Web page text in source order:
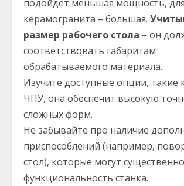
подойдет меньшая мощность, для
керамогранита – большая.
размер рабочего стола – он
соответствовать габаритам
обрабатываемого материала.
Изучите доступные опции, такие
ЧПУ, она обеспечит высокую
сложных форм.
Не забывайте про наличие
приспособлений (например,
стол), которые могут
функциональность станка.